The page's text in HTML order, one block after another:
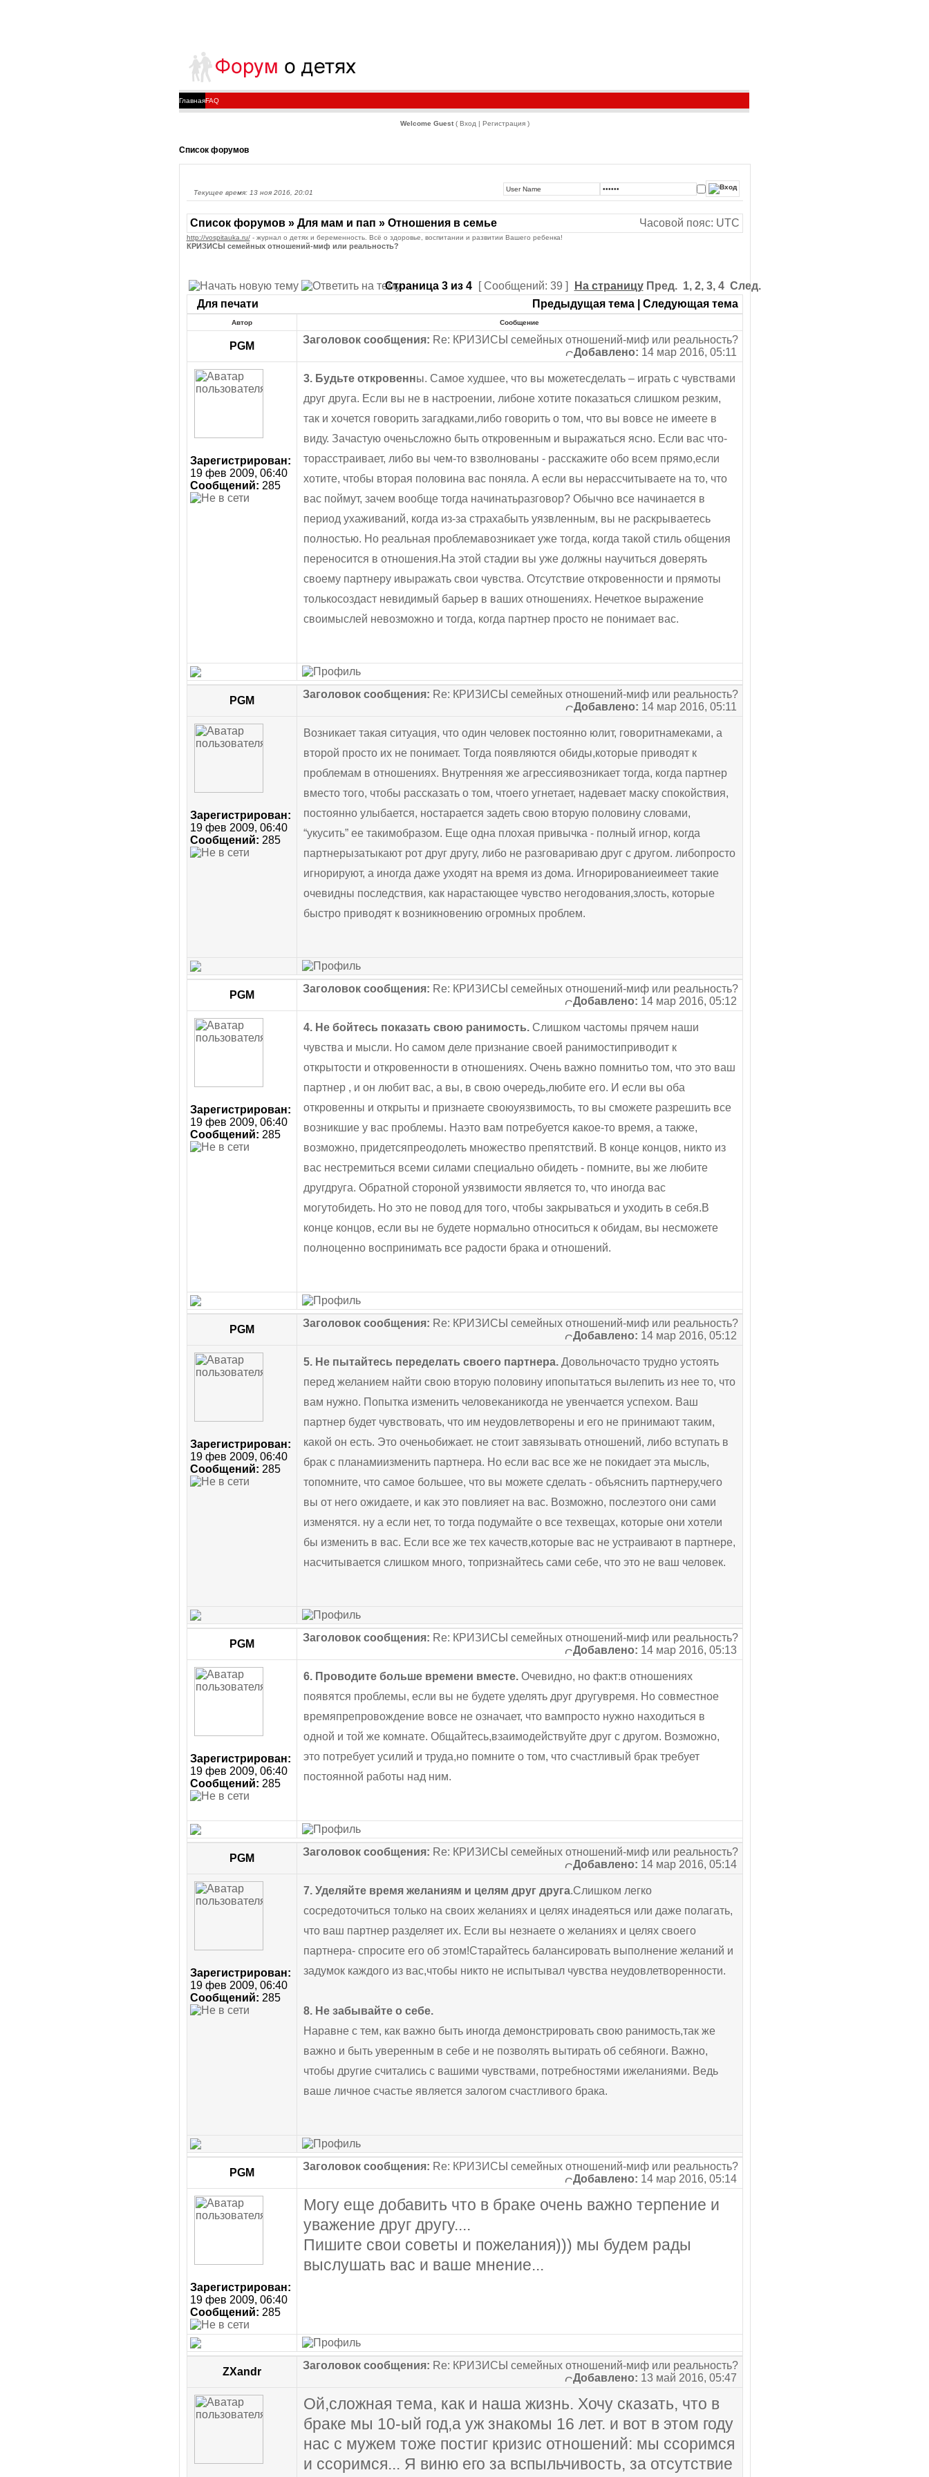
ГлавнаяFAQ
Welcome Guest( Вход | Регистрация )
Список форумов
Текущее время: 13 ноя 2016, 20:01
Список форумов » Для мам и пап » Отношения в семье Часовой пояс: UTC
http://vospitauka.ru/- журнал о детях и беременность. Всё о здоровье, воспитании и развитии Вашего ребенка!
КРИЗИСЫ семейных отношений-миф или реальность?
Страница 3из 4 [ Сообщений: 39 ] На страницуПред. 1,2, 3,4 След.
Для печати
Предыдущая тема | Следующая тема
Автор Сообщение
PGM
Заголовок сообщения: Re: КРИЗИСЫ семейных отношений-миф или реальность?
Добавлено: 14 мар 2016, 05:11
Зарегистрирован:
19 фев 2009, 06:40
Сообщений: 285
3. Будьте откровенны. Самое худшее, что вы можетесделать – играть с чувствами
друг друга. Если вы не в настроении, либоне хотите показаться слишком резким,
так и хочется говорить загадками,либо говорить о том, что вы вовсе не имеете в
виду. Зачастую оченьсложно быть откровенным и выражаться ясно. Если вас что-
торасстраивает, либо вы чем-то взволнованы - расскажите обо всем прямо,если
хотите, чтобы вторая половина вас поняла. А если вы нерассчитываете на то, что
вас поймут, зачем вообще тогда начинатьразговор? Обычно все начинается в
период ухаживаний, когда из-за страхабыть уязвленным, вы не раскрываетесь
полностью. Но реальная проблемавозникает уже тогда, когда такой стиль общения
переносится в отношения.На этой стадии вы уже должны научиться доверять
своему партнеру ивыражать свои чувства. Отсутствие откровенности и прямоты
толькосоздаст невидимый барьер в ваших отношениях. Нечеткое выражение
своимыслей невозможно и тогда, когда партнер просто не понимает вас.
PGM
Заголовок сообщения: Re: КРИЗИСЫ семейных отношений-миф или реальность?
Добавлено: 14 мар 2016, 05:11
Зарегистрирован:
19 фев 2009, 06:40
Сообщений: 285
Возникает такая ситуация, что один человек постоянно юлит, говоритнамеками, а
второй просто их не понимает. Тогда появляются обиды,которые приводят к
проблемам в отношениях. Внутренняя же агрессиявозникает тогда, когда партнер
вместо того, чтобы рассказать о том, чтоего угнетает, надевает маску спокойствия,
постоянно улыбается, ностарается задеть свою вторую половину словами,
“укусить” ее такимобразом. Еще одна плохая привычка - полный игнор, когда
партнерызатыкают рот друг другу, либо не разговариваю друг с другом. либопросто
игнорируют, а иногда даже уходят на время из дома. Игнорированиеимеет такие
очевидны последствия, как нарастающее чувство негодования,злость, которые
быстро приводят к возникновению огромных проблем.
PGM
Заголовок сообщения: Re: КРИЗИСЫ семейных отношений-миф или реальность?
Добавлено: 14 мар 2016, 05:12
Зарегистрирован:
19 фев 2009, 06:40
Сообщений: 285
4. Не бойтесь показать свою ранимость.Слишком частомы прячем наши
чувства и мысли. Но самом деле признание своей ранимостиприводит к
открытости и откровенности в отношениях. Очень важно помнитьо том, что это ваш
партнер , и он любит вас, а вы, в свою очередь,любите его. И если вы оба
откровенны и открыты и признаете своюуязвимость, то вы сможете разрешить все
возникшие у вас проблемы. Наэто вам потребуется какое-то время, а также,
возможно, придетсяпреодолеть множество препятствий. В конце концов, никто из
вас нестремиться всеми силами специально обидеть - помните, вы же любите
другдруга. Обратной стороной уязвимости является то, что иногда вас
могутобидеть. Но это не повод для того, чтобы закрываться и уходить в себя.В
конце концов, если вы не будете нормально относиться к обидам, вы несможете
полноценно воспринимать все радости брака и отношений.
PGM
Заголовок сообщения: Re: КРИЗИСЫ семейных отношений-миф или реальность?
Добавлено: 14 мар 2016, 05:12
Зарегистрирован:
19 фев 2009, 06:40
Сообщений: 285
5. Не пытайтесь переделать своего партнера.Довольночасто трудно устоять
перед желанием найти свою вторую половину ипопытаться вылепить из нее то, что
вам нужно. Попытка изменить человеканикогда не увенчается успехом. Ваш
партнер будет чувствовать, что им неудовлетворены и его не принимают таким,
какой он есть. Это оченьобижает. не стоит завязывать отношений, либо вступать в
брак с планамиизменить партнера. Но если вас все же не покидает эта мысль,
топомните, что самое большее, что вы можете сделать - объяснить партнеру,чего
вы от него ожидаете, и как это повлияет на вас. Возможно, послеэтого они сами
изменятся. ну а если нет, то тогда подумайте о все техвещах, которые они хотели
бы изменить в вас. Если все же тех качеств,которые вас не устраивают в партнере,
насчитывается слишком много, топризнайтесь сами себе, что это не ваш человек.
PGM
Заголовок сообщения: Re: КРИЗИСЫ семейных отношений-миф или реальность?
Добавлено: 14 мар 2016, 05:13
Зарегистрирован:
19 фев 2009, 06:40
Сообщений: 285
6. Проводите больше времени вместе.Очевидно, но факт:в отношениях
появятся проблемы, если вы не будете уделять друг другувремя. Но совместное
времяпрепровождение вовсе не означает, что вампросто нужно находиться в
одной и той же комнате. Общайтесь,взаимодействуйте друг с другом. Возможно,
это потребует усилий и труда,но помните о том, что счастливый брак требует
постоянной работы над ним.
PGM
Заголовок сообщения: Re: КРИЗИСЫ семейных отношений-миф или реальность?
Добавлено: 14 мар 2016, 05:14
Зарегистрирован:
19 фев 2009, 06:40
Сообщений: 285
7. Уделяйте время желаниям и целям друг друга.Слишком легко
сосредоточиться только на своих желаниях и целях инадеяться или даже полагать,
что ваш партнер разделяет их. Если вы незнаете о желаниях и целях своего
партнера- спросите его об этом!Старайтесь балансировать выполнение желаний и
задумок каждого из вас,чтобы никто не испытывал чувства неудовлетворенности.
8. Не забывайте о себе.
Наравне с тем, как важно быть иногда демонстрировать свою ранимость,так же
важно и быть уверенным в себе и не позволять вытирать об себяноги. Важно,
чтобы другие считались с вашими чувствами, потребностями ижеланиями. Ведь
ваше личное счастье является залогом счастливого брака.
PGM
Заголовок сообщения: Re: КРИЗИСЫ семейных отношений-миф или реальность?
Добавлено: 14 мар 2016, 05:14
Зарегистрирован:
19 фев 2009, 06:40
Сообщений: 285
Могу еще добавить что в браке очень важно терпение и
уважение друг другу....
Пишите свои советы и пожелания))) мы будем рады
выслушать вас и ваше мнение...
ZXandr
Заголовок сообщения: Re: КРИЗИСЫ семейных отношений-миф или реальность?
Добавлено: 13 май 2016, 05:47
Ой,сложная тема, как и наша жизнь. Хочу сказать, что в
браке мы 10-ый год,а уж знакомы 16 лет. и вот в этом году
нас с мужем тоже постиг кризис отношений: мы ссоримся
и ссоримся... Я виню его за вспыльчивость, за отсутствие